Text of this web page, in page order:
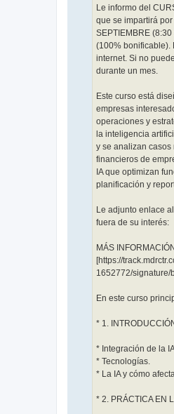
Le informo del
que se impartirá
SEPTIEMBRE
(100% bonificable).
internet. Si no
durante un mes.
Este curso está
empresas
operaciones y
la inteligencia
y se analizan casos
financieros de
IA que optimizan
planificación y
Le adjunto enlace
fuera de su interés:
MÁS
[https://
1652772/
En este curso
* 1.
* Integración de la
* Tecnologías.
* La IA y cómo
* 2. PRÁCTICA EN